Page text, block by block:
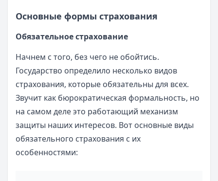
Основные формы страхования
Обязательное страхование
Начнем с того, без чего не обойтись.
Государство определило несколько видов
страхования, которые обязательны для всех.
Звучит как бюрократическая формальность, но
на самом деле это работающий механизм
защиты наших интересов. Вот основные виды
обязательного страхования с их
особенностями: